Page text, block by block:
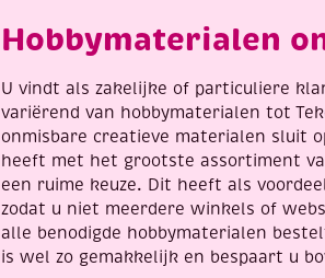
Hobbymaterialen
U vindt als zakelijke of particuliere
variërend van hobbymaterialen tot
onmisbare creatieve materialen sluit
heeft met het grootste assortiment
een ruime keuze. Dit heeft als
zodat u niet meerdere winkels of
alle benodigde hobbymaterialen
is wel zo gemakkelijk en bespaart u